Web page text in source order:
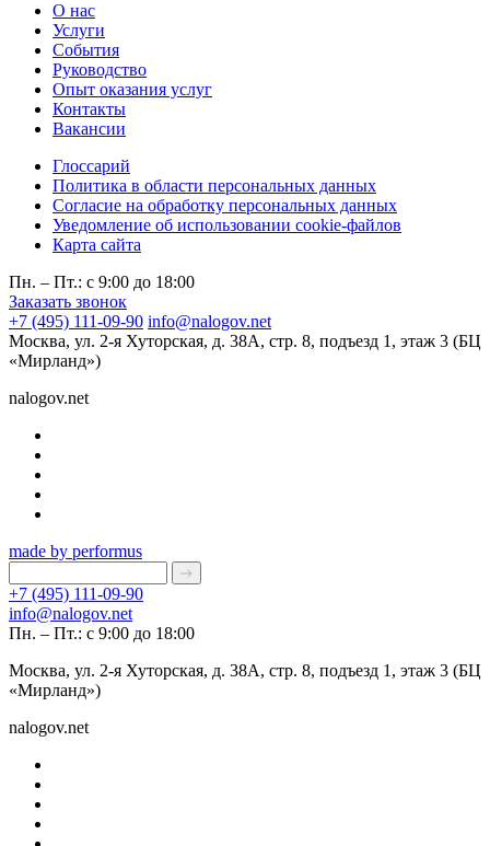
О нас
Услуги
События
Руководство
Опыт оказания услуг
Контакты
Вакансии
Глоссарий
Политика в области персональных данных
Согласие на обработку персональных данных
Уведомление об использовании cookie-файлов
Карта сайта
Пн. – Пт.: с 9:00 до 18:00
Заказать звонок
+7 (495) 111-09-90 info@nalogov.net
Москва, ул. 2-я Хуторская, д. 38А, стр. 8, подъезд 1, этаж 3 (БЦ
«Мирланд»)
nalogov.net
made by performus
+7 (495) 111-09-90
info@nalogov.net
Пн. – Пт.: с 9:00 до 18:00
Москва, ул. 2-я Хуторская, д. 38А, стр. 8, подъезд 1, этаж 3 (БЦ
«Мирланд»)
nalogov.net